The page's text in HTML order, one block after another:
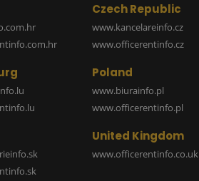
Czech Republic
www.kancelareinfo.cz
www.officerentinfo.cz
Poland
www.biurainfo.pl
www.officerentinfo.pl
United Kingdom
www.officerentinfo.co.uk